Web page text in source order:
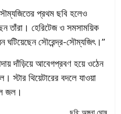
প্রথম ছবি হলেও
তাঁরা। হেরিটেজ ও সমসাময়িক
ঘটিয়েছেন সৌরেন্দ্র-সৌম্যজিৎ।”
দাঁড়িয়ে আবেগপ্রবণ হয়ে ওঠেন
স্টার থিয়েটারের বদলে যাওয়া
জল।
ছবি: অঙ্গনা ঘোষ